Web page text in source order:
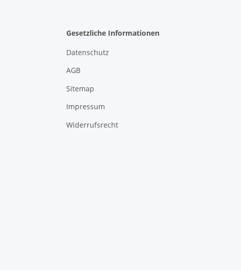
Gesetzliche Informationen
Datenschutz
AGB
Sitemap
Impressum
Widerrufsrecht